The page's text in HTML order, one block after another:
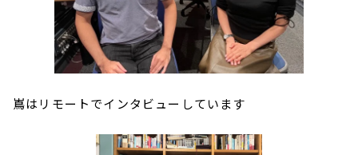
嶌はリモートでインタビューしています